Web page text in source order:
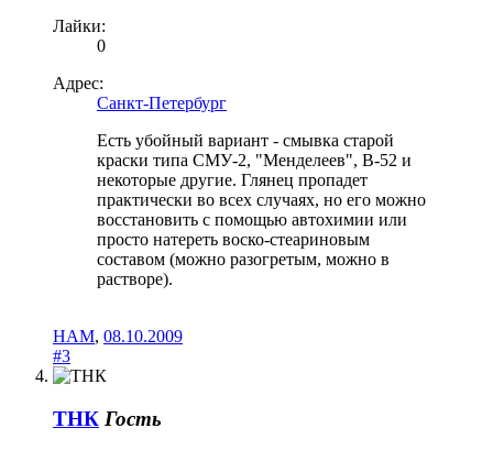
Лайки:
0
Адрес:
Санкт-Петербург
Есть убойный вариант - смывка старой
краски типа СМУ-2, "Менделеев", В-52 и
некоторые другие. Глянец пропадет
практически во всех случаях, но его можно
восстановить с помощью автохимии или
просто натереть воско-стеариновым
составом (можно разогретым, можно в
растворе).
HAM, 08.10.2009
#3
ТНК Гость